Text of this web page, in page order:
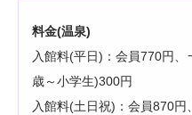
料金(温泉)
入館料(平日)：会員770円
歳～小学生)300円
入館料(土日祝)：会員870